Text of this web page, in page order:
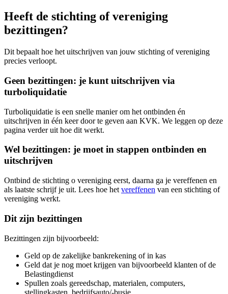
Heeft de stichting of vereniging
bezittingen?
Dit bepaalt hoe het uitschrijven van jouw stichting of vereniging
precies verloopt.
Geen bezittingen: je kunt uitschrijven via
turboliquidatie
Turboliquidatie is een snelle manier om het ontbinden én
uitschrijven in één keer door te geven aan KVK. We leggen op deze
pagina verder uit hoe dit werkt.
Wel bezittingen: je moet in stappen ontbinden en
uitschrijven
Ontbind de stichting o vereniging eerst, daarna ga je vereffenen en
als laatste schrijf je uit. Lees hoe het vereffenen van een stichting of
vereniging werkt.
Dit zijn bezittingen
Bezittingen zijn bijvoorbeeld:
Geld op de zakelijke bankrekening of in kas
Geld dat je nog moet krijgen van bijvoorbeeld klanten of de
Belastingdienst
Spullen zoals gereedschap, materialen, computers,
stellingkasten, bedrijfsauto/-busje